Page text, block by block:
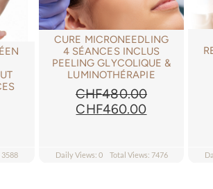
3588
CURE MICRONEEDLING
4 SÉANCES INCLUS
PEELING GLYCOLIQUE &
LUMINOTHÉRAPIE
CHF480.00
Le
était :
CHF460.00Le
est :
Daily Views: 0 Total Views: 7476